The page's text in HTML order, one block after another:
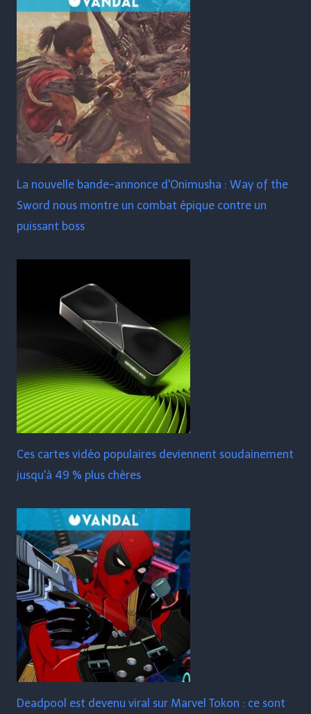
La nouvelle bande-annonce d'Onimusha : Way of the
Sword nous montre un combat épique contre un
puissant boss
Ces cartes vidéo populaires deviennent soudainement
jusqu'à 49 % plus chères
Deadpool est devenu viral sur Marvel Tokon : ce sont